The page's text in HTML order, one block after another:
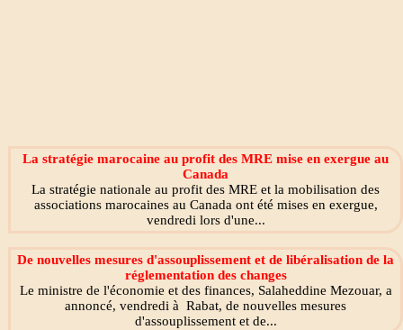
La stratégie marocaine au profit des MRE mise en exergue au
Canada
La stratégie nationale au profit des MRE et la mobilisation des
associations marocaines au Canada ont été mises en exergue,
vendredi lors d'une...
De nouvelles mesures d'assouplissement et de libéralisation de la
réglementation des changes
Le ministre de l'économie et des finances, Salaheddine Mezouar, a
annoncé, vendredi à Rabat, de nouvelles mesures
d'assouplissement et de...